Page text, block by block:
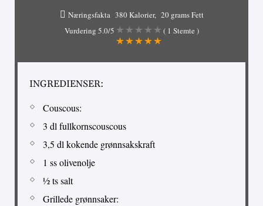
Næringsfakta 380 Kalorier
20 grams Fett
Vurdering 5.0/5 ( 1 Stemte )
INGREDIENSER:
Couscous:
3 dl fullkornscouscous
3,5 dl kokende grønnsakskraft
1 ss olivenolje
½ ts salt
Grillede grønnsaker: